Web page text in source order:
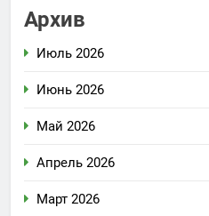
Архив
Июль 2026
Июнь 2026
Май 2026
Апрель 2026
Март 2026